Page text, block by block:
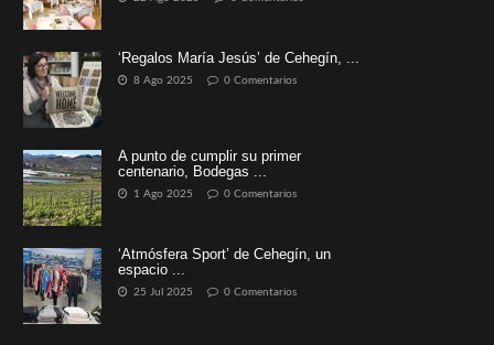
‘Regalos María Jesús’ de Cehegín, ...
8 Ago 2025 0 Comentarios
A punto de cumplir su primer
centenario, Bodegas ...
1 Ago 2025 0 Comentarios
‘Atmósfera Sport’ de Cehegín, un
espacio ...
25 Jul 2025 0 Comentarios